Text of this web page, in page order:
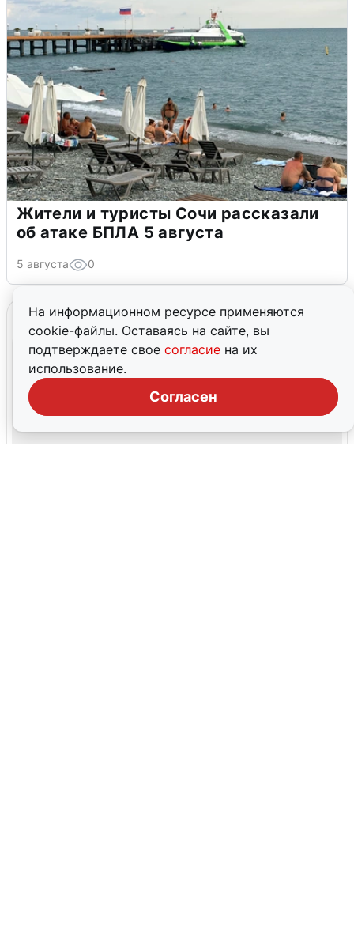
На информационном ресурсе применяются
cookie-файлы. Оставаясь на сайте, вы
подтверждаете свое согласие на их
использование.
Согласен
Жители и туристы Сочи рассказали
об атаке БПЛА 5 августа
5 августа 0